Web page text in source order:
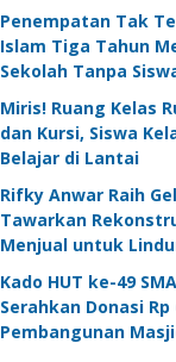
Penempatan Tak
Islam Tiga Tahun
Sekolah Tanpa
Miris! Ruang Kelas
dan Kursi, Siswa
Belajar di Lantai
Rifky Anwar Raih
Tawarkan
Menjual untuk
Kado HUT ke-49
Serahkan Donasi
Pembangunan